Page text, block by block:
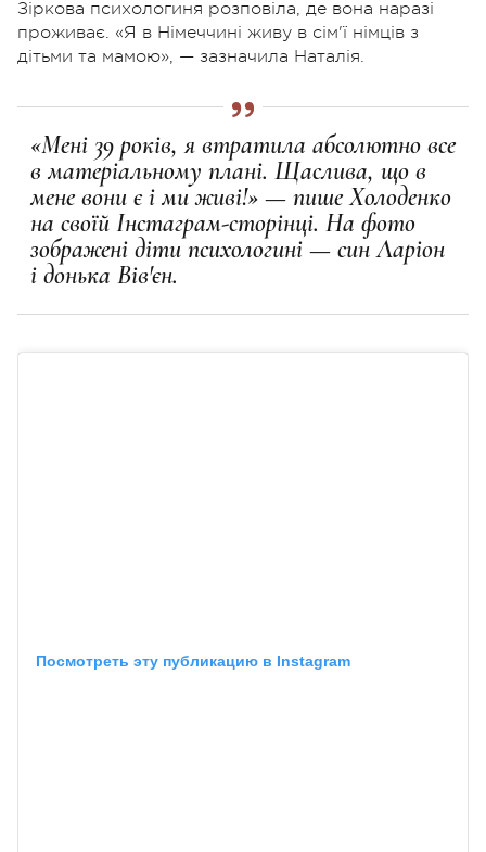
Зіркова психологиня розповіла, де вона наразі
проживає. «Я в Німеччині живу в сім'ї німців з
дітьми та мамою», — зазначила Наталія.
«Мені 39 років, я втратила абсолютно все
в матеріальному плані. Щаслива, що в
мене вони є і ми живі!» — пише Холоденко
на своїй Інстаграм-сторінці. На фото
зображені діти психологині — син Ларіон
і донька Вів'єн.
Посмотреть эту публикацию в Instagram